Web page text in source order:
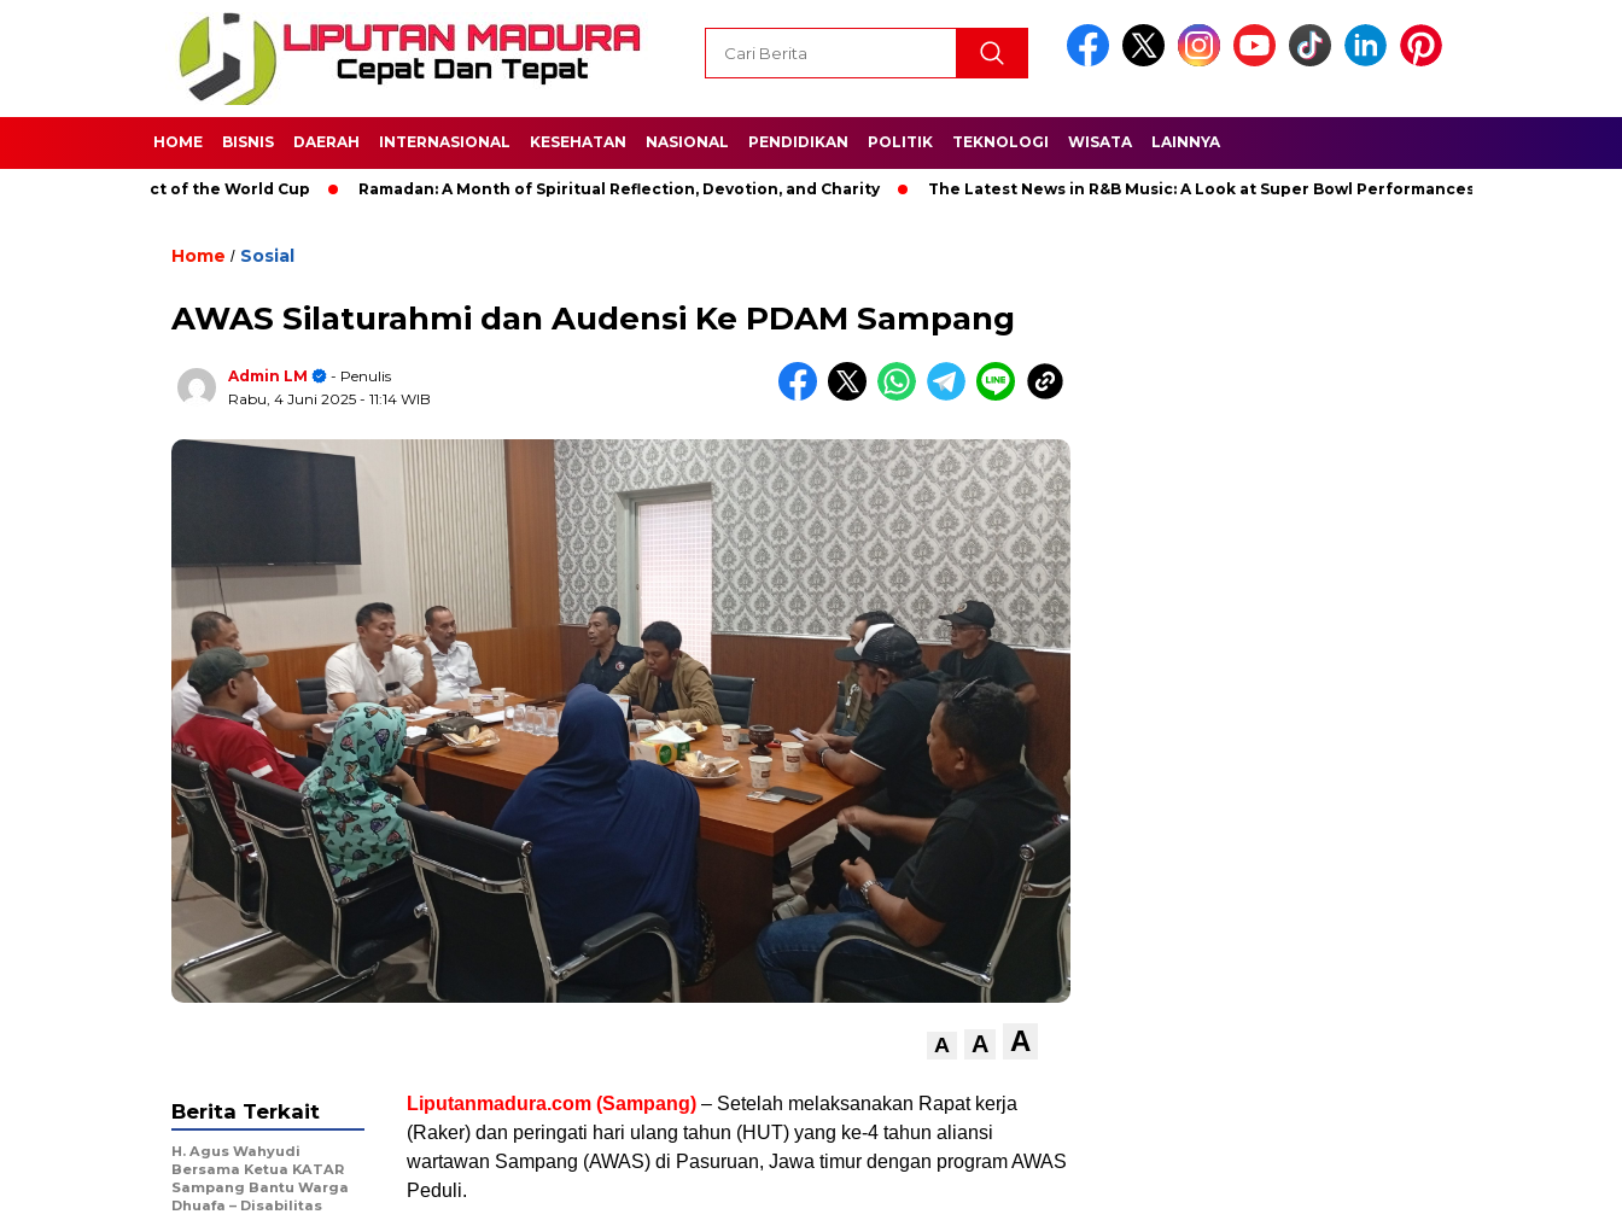
HOME BISNIS DAERAH INTERNASIONAL KESEHATAN NASIONAL PENDIDIKAN POLITIK TEKNOLOGI WISATA LAINNYA
Impact of the World Cup Ramadan: A Month of Spiritual Reflection, Devotion, and Charity The Latest News in R&B Music: A Look at Super Bowl Performances, New Albums, Rising
Home / Sosial
AWAS Silaturahmi dan Audensi Ke PDAM Sampang
Admin LM
- Penulis
Rabu, 4 Juni 2025 - 11:14 WIB
A A A
Liputanmadura.com (Sampang) – Setelah melaksanakan Rapat kerja
(Raker) dan peringati hari ulang tahun (HUT) yang ke-4 tahun aliansi
wartawan Sampang (AWAS) di Pasuruan, Jawa timur dengan program AWAS
Peduli.
Berita Terkait
H. Agus Wahyudi
Bersama Ketua KATAR
Sampang Bantu Warga
Dhuafa – Disabilitas